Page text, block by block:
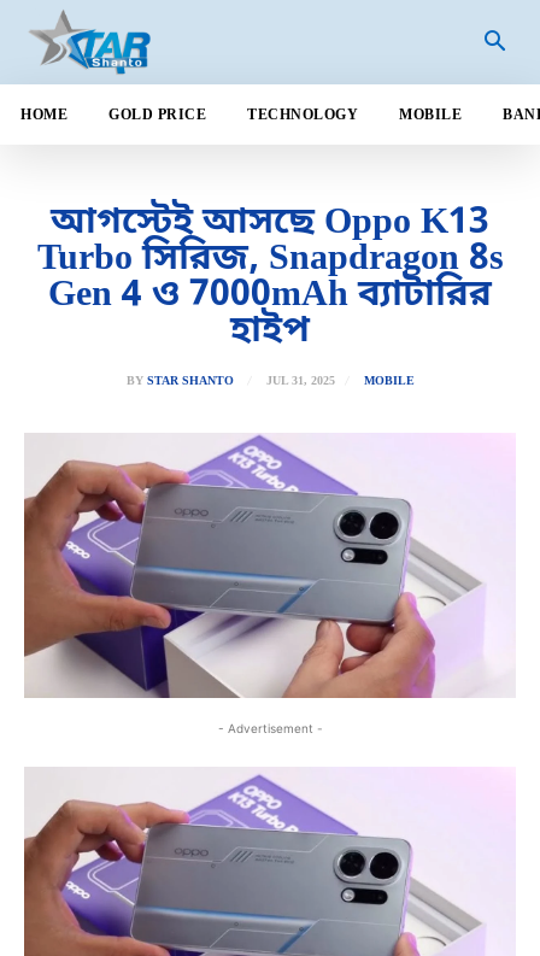
HOME GOLD PRICE TECHNOLOGY MOBILE
আগস্টেই আসছে Oppo K13
Turbo সিরিজ, Snapdragon 8s
Gen 4 ও 7000mAh ব্যাটারির
হাইপ
BY STAR SHANTO JUL 31, 2025 MOBILE
- Advertisement -